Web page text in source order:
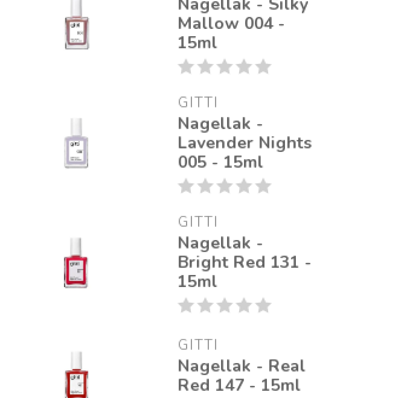
Mallow 004 -
15ml
GITTI
Nagellak -
Lavender Nights
005 - 15ml
GITTI
Nagellak -
Bright Red 131 -
15ml
GITTI
Nagellak - Real
Red 147 - 15ml